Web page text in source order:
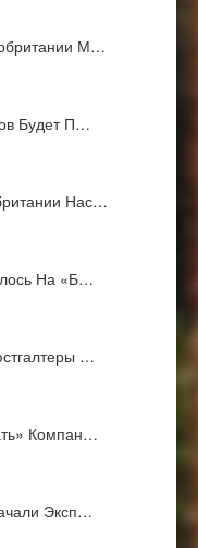
М…
Будет П…
Нас…
На «Б…
…
Компан…
Эксп…